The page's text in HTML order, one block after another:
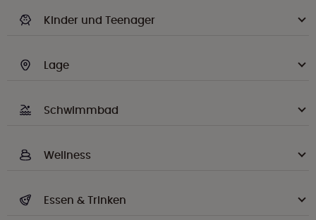
Kinder und Teenager
Lage
Schwimmbad
Wellness
Essen & Trinken